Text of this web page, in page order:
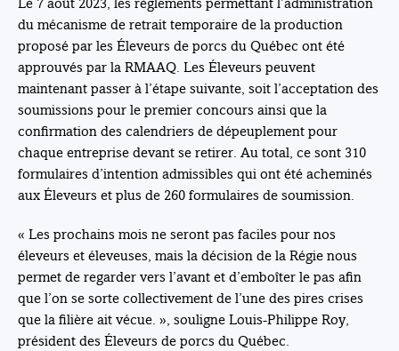
Le 7 août 2023, les règlements permettant l’administration
du mécanisme de retrait temporaire de la production
proposé par les Éleveurs de porcs du Québec ont été
approuvés par la RMAAQ. Les Éleveurs peuvent
maintenant passer à l’étape suivante, soit l’acceptation des
soumissions pour le premier concours ainsi que la
confirmation des calendriers de dépeuplement pour
chaque entreprise devant se retirer. Au total, ce sont 310
formulaires d’intention admissibles qui ont été acheminés
aux Éleveurs et plus de 260 formulaires de soumission.
« Les prochains mois ne seront pas faciles pour nos
éleveurs et éleveuses, mais la décision de la Régie nous
permet de regarder vers l’avant et d’emboîter le pas afin
que l’on se sorte collectivement de l’une des pires crises
que la filière ait vécue. », souligne Louis-Philippe Roy,
président des Éleveurs de porcs du Québec.